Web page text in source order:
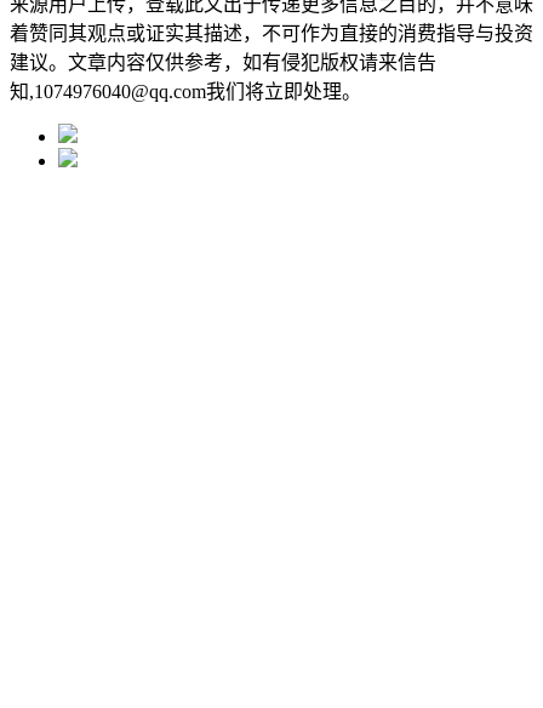
着赞同其观点或证实其描述，不可作为直接的消费指导与投资
建议。文章内容仅供参考，如有侵犯版权请来信告
知,1074976040@qq.com我们将立即处理。